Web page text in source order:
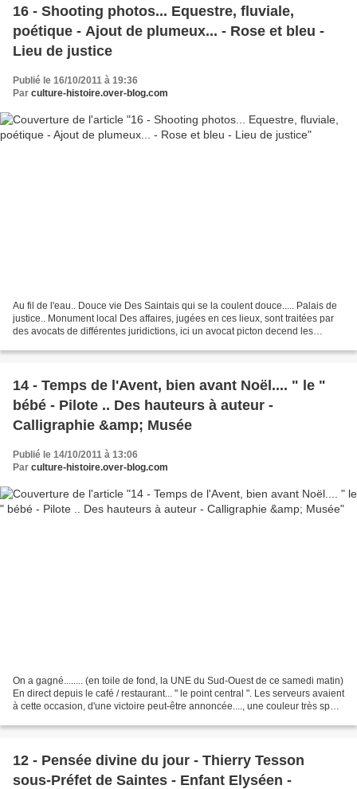
16 - Shooting photos... Equestre, fluviale,
poétique - Ajout de plumeux... - Rose et bleu -
Lieu de justice
Publié le 16/10/2011 à 19:36
Par culture-histoire.over-blog.com
Au fil de l'eau.. Douce vie Des Saintais qui se la coulent douce..... Palais de
justice.. Monument local Des affaires, jugées en ces lieux, sont traitées par
des avocats de différentes juridictions, ici un avocat picton decend les
14 - Temps de l'Avent, bien avant Noël.... " le "
bébé - Pilote .. Des hauteurs à auteur -
Calligraphie &amp; Musée
Publié le 14/10/2011 à 13:06
Par culture-histoire.over-blog.com
On a gagné........ (en toile de fond, la UNE du Sud-Ouest de ce samedi matin)
En direct depuis le café / restaurant... " le point central ". Les serveurs avaient
à cette occasion, d'une victoire peut-être annoncée...., une couleur très sport.
***********...
12 - Pensée divine du jour - Thierry Tesson
sous-Préfet de Saintes - Enfant Elyséen -